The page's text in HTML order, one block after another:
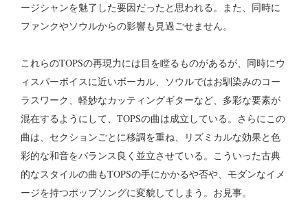
ージシャンを魅了した要因だったと思われる。また、同時に
ファンクやソウルからの影響も見過ごせません。
これらのTOPSの再現力には目を瞠るものがあるが、同時にウ
ィスパーボイスに近いボーカル、ソウルではお馴染みのコー
ラスワーク、軽妙なカッティングギターなど、多彩な要素が
混在するようにして、TOPSの曲は成立している。さらにこの
曲は、セクションごとに移調を重ね、リズミカルな効果と色
彩的な和音をバランス良く並立させている。こういった古典
的なスタイルの曲もTOPSの手にかかるや否や、モダンなイメ
ージを持つポップソングに変貌してしまう。お見事。